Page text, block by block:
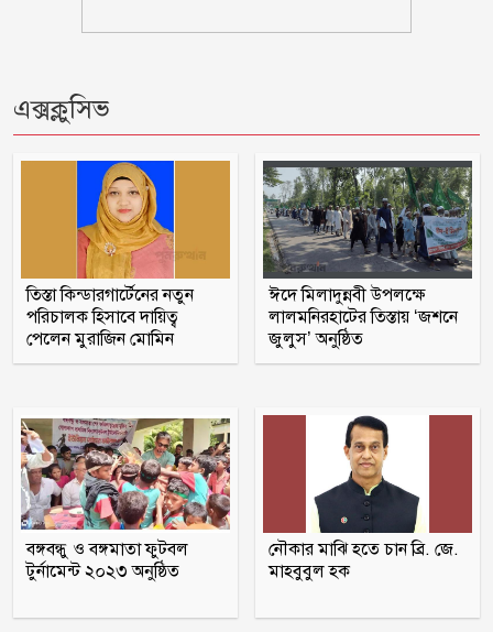
এক্সক্লুসিভ
তিস্তা কিন্ডারগার্টেনের নতুন
পরিচালক হিসাবে দায়িত্ব
পেলেন মুরাজিন মোমিন
ঈদে মিলাদুন্নবী উপলক্ষে
লালমনিরহাটের তিস্তায় ‘জশনে
জুলুস’ অনুষ্ঠিত
বঙ্গবন্ধু ও বঙ্গমাতা ফুটবল
টুর্নামেন্ট ২০২৩ অনুষ্ঠিত
নৌকার মাঝি হতে চান ব্রি. জে.
মাহবুবুল হক